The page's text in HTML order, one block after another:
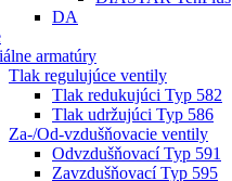
DA
armatúry
Tlak regulujúce ventily
Tlak redukujúci Typ 582
Tlak udržujúci Typ 586
Za-/Od-vzdušňovacie ventily
Odvzdušňovací Typ 591
Zavzdušňovací Typ 595